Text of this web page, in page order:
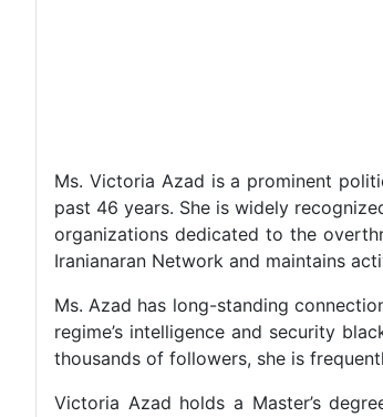
Ms. Victoria Azad is a prominent
past 46 years. She is widely
organizations dedicated to the
Iranianaran Network and maintains
Ms. Azad has long-standing
regime’s intelligence and security
thousands of followers, she is
Victoria Azad holds a Master’s